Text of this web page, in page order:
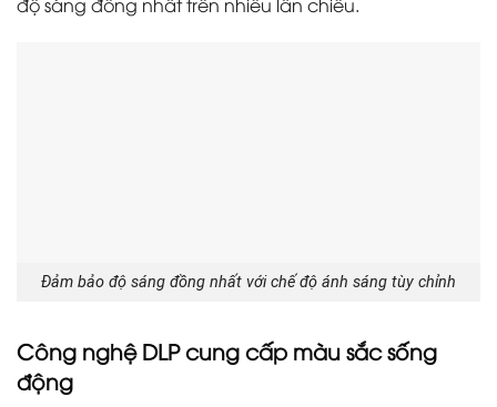
Đảm bảo độ sáng đồng nhất với chế độ ánh sáng tùy chỉnh
Công nghệ DLP cung cấp màu sắc sống
động